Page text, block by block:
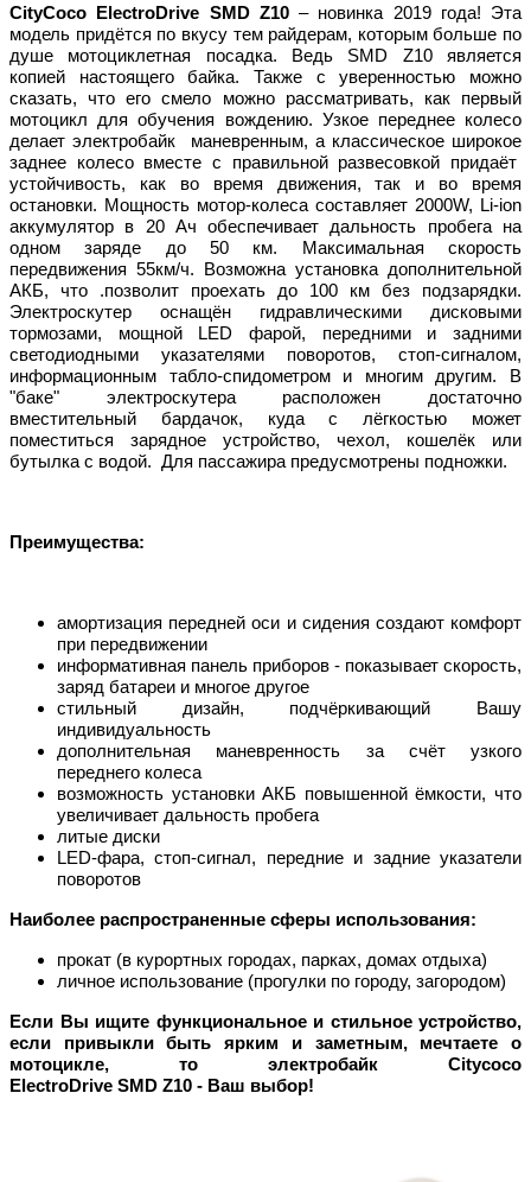
CityCoco ElectroDrive SMD Z10– новинка 2019 года! Эта
модель придётся по вкусу тем райдерам, которым больше по
душе мотоциклетная посадка. Ведь SMD Z10 является
копией настоящего байка. Также с уверенностью можно
сказать, что его смело можно рассматривать, как первый
мотоцикл для обучения вождению. Узкое переднее колесо
делает электробайк маневренным, а классическое широкое
заднее колесо вместе с правильной развесовкой придаёт
устойчивость, как во время движения, так и во время
остановки. Мощность мотор-колеса составляет 2000W, Li-ion
аккумулятор в 20 Ач обеспечивает дальность пробега на
одном заряде до 50 км. Максимальная скорость
передвижения 55км/ч. Возможна установка дополнительной
АКБ, что .позволит проехать до 100 км без подзарядки.
Электроскутер оснащён гидравлическими дисковыми
тормозами, мощной LED фарой, передними и задними
светодиодными указателями поворотов, стоп-сигналом,
информационным табло-спидометром и многим другим. В
"баке" электроскутера расположен достаточно
вместительный бардачок, куда с лёгкостью может
поместиться зарядное устройство, чехол, кошелёк или
бутылка с водой. Для пассажира предусмотрены подножки.
Преимущества:
амортизация передней оси и сидения создают комфорт
при передвижении
информативная панель приборов - показывает скорость,
заряд батареи и многое другое
стильный дизайн, подчёркивающий Вашу
индивидуальность
дополнительная маневренность за счёт узкого
переднего колеса
возможность установки АКБ повышенной ёмкости, что
увеличивает дальность пробега
литые диски
LED-фара, стоп-сигнал, передние и задние указатели
поворотов
Наиболее распространенные сферы использования:
прокат (в курортных городах, парках, домах отдыха)
личное использование (прогулки по городу, загородом)
Если Вы ищите функциональное и стильное устройство,
если привыкли быть ярким и заметным, мечтаете о
мотоцикле, то электробайк Citycoco
ElectroDrive SMD Z10 - Ваш выбор!